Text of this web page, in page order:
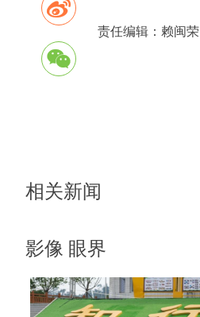
责任编辑： 赖闽荣
相关新闻
影像 眼界